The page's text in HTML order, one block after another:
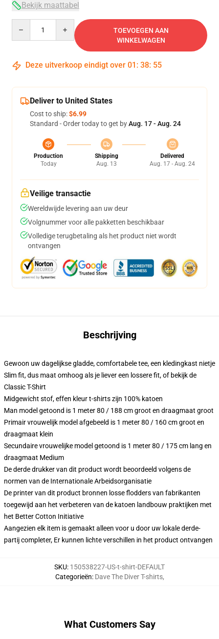
Bekijk maattabel
TOEVOEGEN AAN
WINKELWAGEN
Deze uitverkoop eindigt over 01 : 38: 54
Deliver to United States
Cost to ship:$6.99
Standard - Order today to get byAug. 17 - Aug. 24
Production
Today
Shipping
Aug. 13
Delivered
Aug. 17 - Aug. 24
Veilige transactie
Wereldwijde levering aan uw deur
Volgnummer voor alle pakketten beschikbaar
Volledige terugbetaling als het product niet wordt
ontvangen
Beschrijving
Gewoon uw dagelijkse gladde, comfortabele tee, een kledingkast nietje
Slim fit, dus maat omhoog als je liever een lossere fit, of bekijk de
Classic T-Shirt
Midgewicht stof, effen kleur t-shirts zijn 100% katoen
Man model getoond is 1 meter 80 / 188 cm groot en draagmaat groot
Primair vrouwelijk model afgebeeld is 1 meter 80 / 160 cm groot en
draagmaat klein
Secundaire vrouwelijke model getoond is 1 meter 80 / 175 cm lang en
draagmaat Medium
De derde drukker van dit product wordt beoordeeld volgens de
normen van de Internationale Arbeidsorganisatie
De printer van dit product bronnen losse flodders van fabrikanten
toegewijd aan het verbeteren van de katoen landbouw praktijken met
het Better Cotton Initiative
Aangezien elk item is gemaakt alleen voor u door uw lokale derde-
partij completer, Er kunnen lichte verschillen in het product ontvangen
SKU: 150538227-US-t-shirt-DEFAULT
Categorieën: Dave The Diver T-shirts,
What Customers Say